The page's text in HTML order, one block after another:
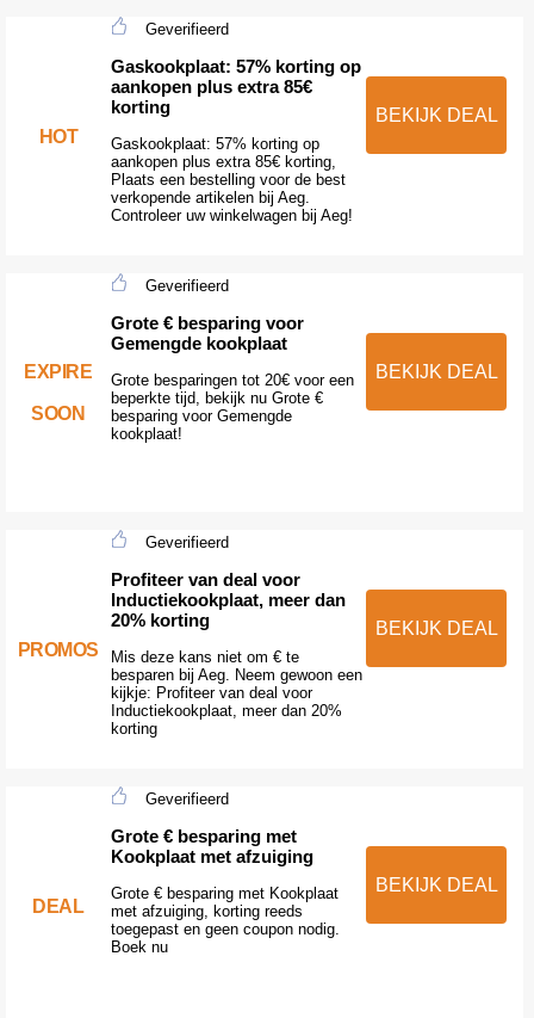
HOT
Geverifieerd
Gaskookplaat: 57% korting op
aankopen plus extra 85€
korting
Gaskookplaat: 57% korting op
aankopen plus extra 85€ korting,
Plaats een bestelling voor de best
verkopende artikelen bij Aeg.
Controleer uw winkelwagen bij Aeg!
BEKIJK DEAL
EXPIRE
SOON
Geverifieerd
Grote € besparing voor
Gemengde kookplaat
Grote besparingen tot 20€ voor een
beperkte tijd, bekijk nu Grote €
besparing voor Gemengde
kookplaat!
BEKIJK DEAL
PROMOS
Geverifieerd
Profiteer van deal voor
Inductiekookplaat, meer dan
20% korting
Mis deze kans niet om € te
besparen bij Aeg. Neem gewoon een
kijkje: Profiteer van deal voor
Inductiekookplaat, meer dan 20%
korting
BEKIJK DEAL
DEAL
Geverifieerd
Grote € besparing met
Kookplaat met afzuiging
Grote € besparing met Kookplaat
met afzuiging, korting reeds
toegepast en geen coupon nodig.
Boek nu
BEKIJK DEAL